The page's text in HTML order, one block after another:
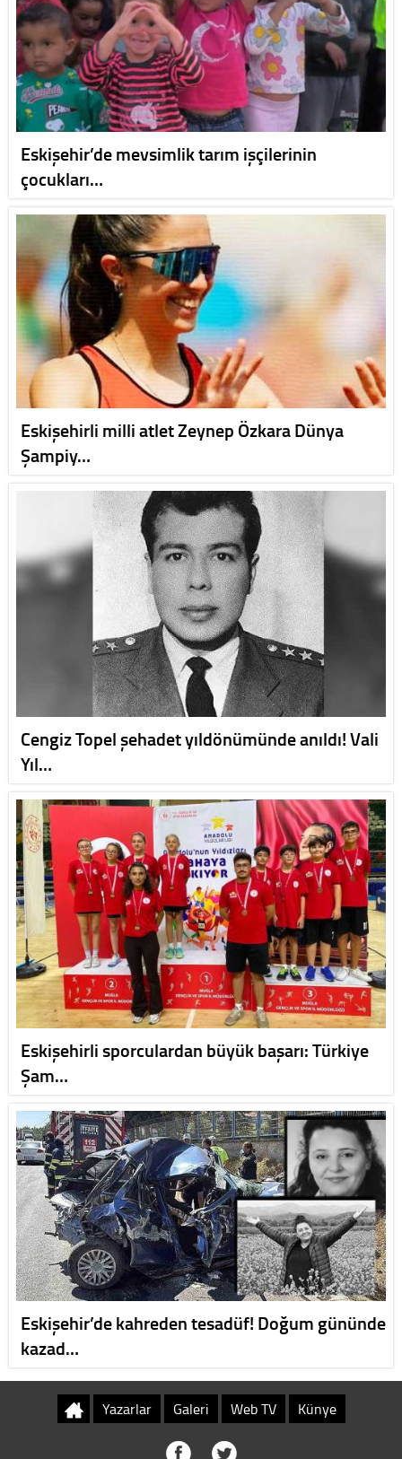
Eskişehir’de mevsimlik tarım işçilerinin
çocukları…
Eskişehirli milli atlet Zeynep Özkara Dünya
Şampiy…
Cengiz Topel şehadet yıldönümünde anıldı! Vali
Yıl…
Eskişehirli sporculardan büyük başarı: Türkiye
Şam…
Eskişehir’de kahreden tesadüf! Doğum gününde
kazad…
Yazarlar Galeri Web TV Künye